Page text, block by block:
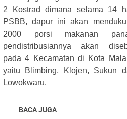
2 Kostrad dimana selama 14
PSBB, dapur ini akan
2000 porsi makanan
pendistribusiannya akan
pada 4 Kecamatan di Kota
yaitu Blimbing, Klojen, Sukun
Lowokwaru.
BACA JUGA